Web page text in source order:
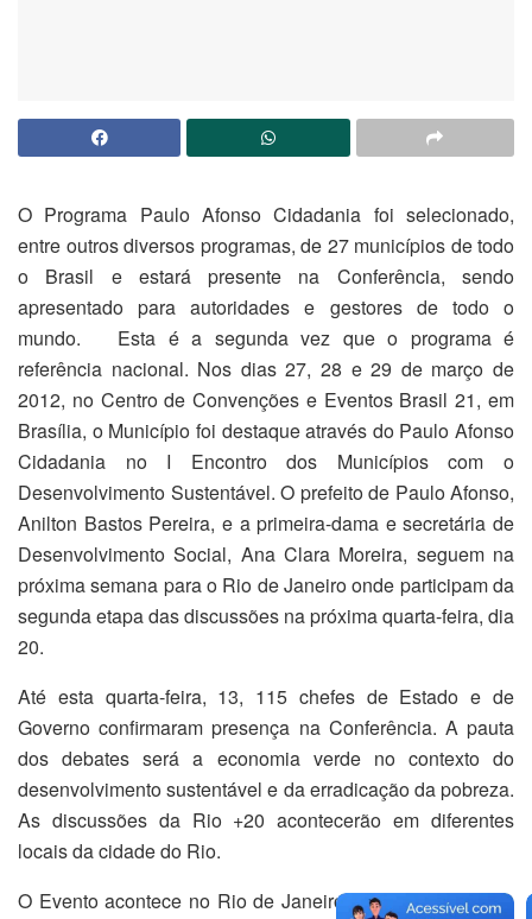
O Programa Paulo Afonso Cidadania foi selecionado,
entre outros diversos programas, de 27 municípios de todo
o Brasil e estará presente na Conferência, sendo
apresentado para autoridades e gestores de todo o
mundo. Esta é a segunda vez que o programa é
referência nacional. Nos dias 27, 28 e 29 de março de
2012, no Centro de Convenções e Eventos Brasil 21, em
Brasília, o Município foi destaque através do Paulo Afonso
Cidadania no I Encontro dos Municípios com o
Desenvolvimento Sustentável. O prefeito de Paulo Afonso,
Anilton Bastos Pereira, e a primeira-dama e secretária de
Desenvolvimento Social, Ana Clara Moreira, seguem na
próxima semana para o Rio de Janeiro onde participam da
segunda etapa das discussões na próxima quarta-feira, dia
20.
Até esta quarta-feira, 13, 115 chefes de Estado e de
Governo confirmaram presença na Conferência. A pauta
dos debates será a economia verde no contexto do
desenvolvimento sustentável e da erradicação da pobreza.
As discussões da Rio +20 acontecerão em diferentes
locais da cidade do Rio.
O Evento acontece no Rio de Janeiro e vai discutir, entre